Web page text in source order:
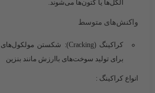
الکل‌ها یا کتون‌ها می‌شوند.
واکنش‌های متوسط
کراکینگ (Cracking)
: شکستن مولکول‌های
برای تولید سوخت‌های باارزش مانند بنزین
انواع کراکینگ :